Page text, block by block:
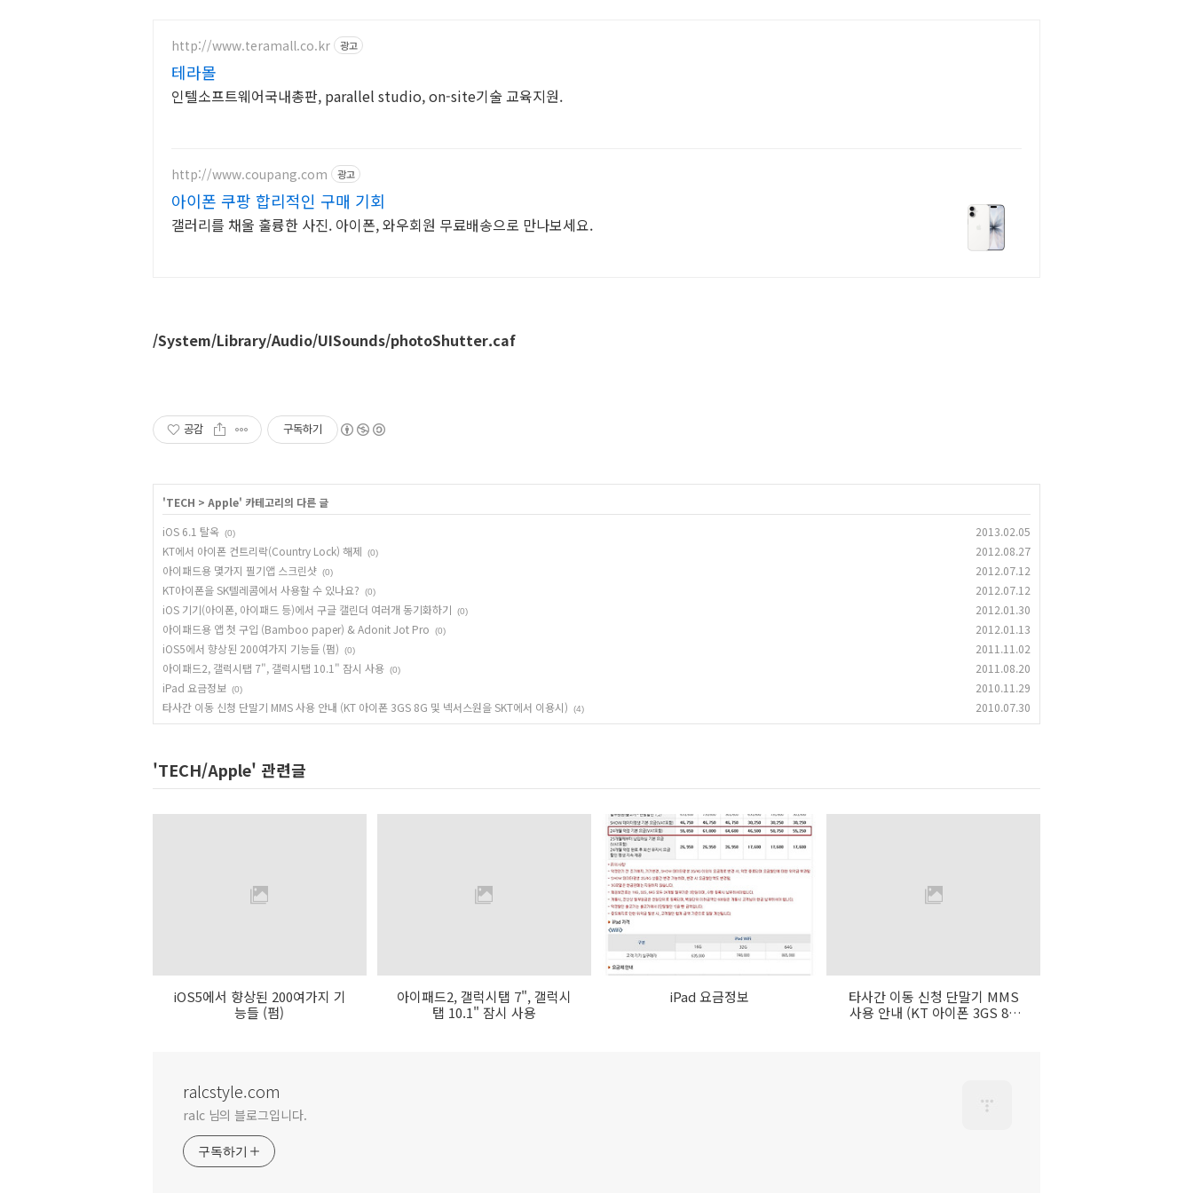
http://www.teramall.co.kr 광고
테라몰
인텔소프트웨어국내총판, parallel studio, on-site기술 교육지원.
http://www.coupang.com 광고
아이폰 쿠팡 합리적인 구매 기회
갤러리를 채울 훌륭한 사진. 아이폰, 와우회원 무료배송으로 만나보세요.
/System/Library/Audio/UISounds/photoShutter.caf
공감 구독하기
'TECH > Apple' 카테고리의 다른 글
iOS 6.1 탈옥 (0) 2013.02.05
KT에서 아이폰 컨트리락(Country Lock) 해제 (0) 2012.08.27
아이패드용 몇가지 필기앱 스크린샷 (0) 2012.07.12
KT아이폰을 SK텔레콤에서 사용할 수 있나요? (0) 2012.07.12
iOS 기기(아이폰, 아이패드 등)에서 구글 캘린더 여러개 동기화하기 (0) 2012.01.30
아이패드용 앱 첫 구입 (Bamboo paper) & Adonit Jot Pro (0) 2012.01.13
iOS5에서 향상된 200여가지 기능들 (펌) (0) 2011.11.02
아이패드2, 갤럭시탭 7", 갤럭시탭 10.1" 잠시 사용 (0) 2011.08.20
iPad 요금정보 (0) 2010.11.29
타사간 이동 신청 단말기 MMS 사용 안내 (KT 아이폰 3GS 8G 및 넥서스원을 SKT에서 이용시) (4) 2010.07.30
'TECH/Apple' 관련글
iOS5에서 향상된 200여가지 기
능들 (펌)
아이패드2, 갤럭시탭 7", 갤럭시
탭 10.1" 잠시 사용
iPad 요금정보
타사간 이동 신청 단말기 MMS
사용 안내 (KT 아이폰 3GS 8G
ralcstyle.com
ralc 님의 블로그입니다.
구독하기